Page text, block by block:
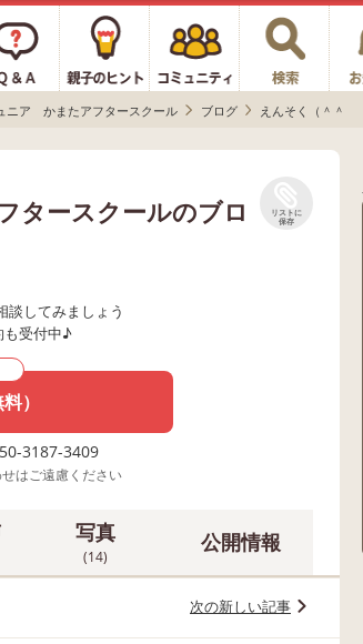
ニア かまたアフタースクール ブログ えんそく（＾＾
タースクールのブロ
リストに
保存
談してみましょう
も受付中♪
）
3187-3409
はご遠慮ください
写真
(14)
公開情報
次の新しい記事